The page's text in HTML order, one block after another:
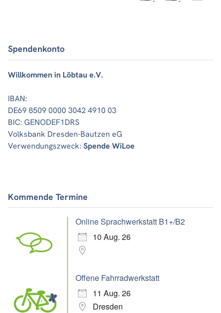
Spendenkonto
Willkommen in Löbtau e.V.
IBAN:
DE69 8509 0000 3042 4910 03
BIC: GENODEF1DRS
Volksbank Dresden-Bautzen eG
Verwendungszweck: Spende WiLoe
Kommende Termine
Online Sprachwerkstatt B1+/B2
10 Aug. 26
Offene Fahrradwerkstatt
11 Aug. 26
Dresden